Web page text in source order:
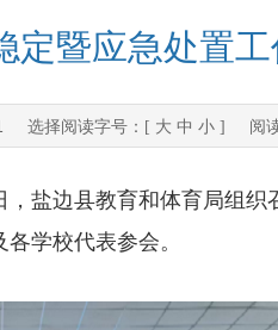
定暨应急处置
选择阅读字号：[ 大 中 小] 阅读
盐边县教育和体育局组织
学校代表参会。